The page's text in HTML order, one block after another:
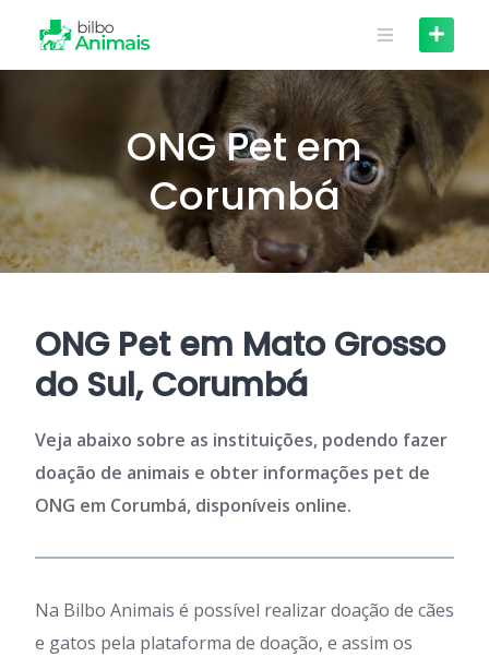
content
ONG Pet em
Corumbá
ONG Pet em Mato Grosso
do Sul, Corumbá
Veja abaixo sobre as instituições, podendo fazer
doação de animais e obter informações pet de
ONG em Corumbá, disponíveis online.
Na Bilbo Animais é possível realizar doação de cães
e gatos pela plataforma de doação, e assim os